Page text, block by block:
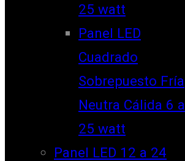
25 watt
Panel LED
Cuadrado
Sobrepuesto Fría
Neutra Cálida 6 a
25 watt
Panel LED 12 a 24